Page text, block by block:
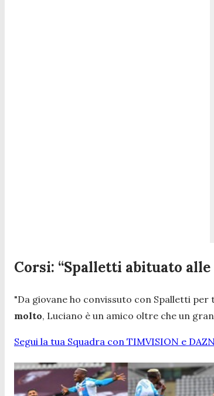
Corsi: “Spalletti abituato
"Da giovane ho convissuto con Spalletti
molto, Luciano è un amico oltre che un
Segui la tua Squadra con TIMVISION e